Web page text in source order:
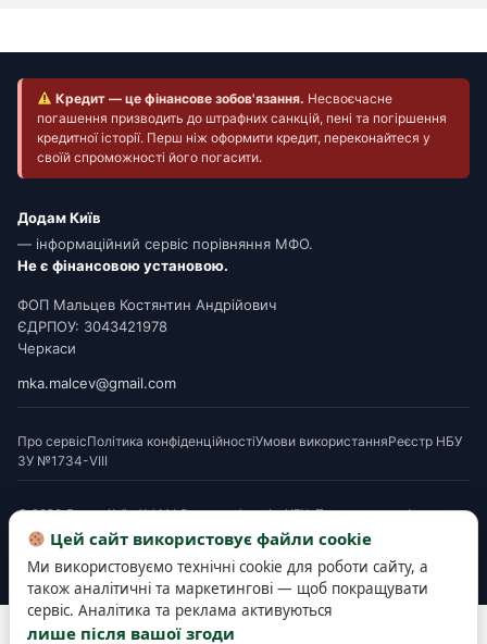
Кредит — це фінансове зобов'язання. Несвоєчасне
погашення призводить до штрафних санкцій, пені та погіршення
кредитної історії. Перш ніж оформити кредит, переконайтеся у
своїй спроможності його погасити.
Додам Київ
— інформаційний сервіс порівняння МФО.
Не є фінансовою установою.
ФОП Мальцев Костянтин Андрійович
ЄДРПОУ: 3043421978
Черкаси
mka.malcev@gmail.com
Про сервісПолітика конфіденційностіУмови використанняРеєстр НБУ
ЗУ №1734-VIII
© 2026 Додам Київ. Усі МФО мають ліцензію НБУ. Посилання на офери є
партнерськими. Перед підписанням ознайомтеся з Паспортом споживчого
кредиту. Деякі матеріали готуються з використанням AI-інструментів і
верифікуються редакцією.
Розробка та підтримка сайту —
Цей сайт використовує файли cookie
Ми використовуємо технічні cookie для роботи сайту, а
також аналітичні та маркетингові — щоб покращувати
сервіс. Аналітика та реклама активуються
лише після вашої згоди